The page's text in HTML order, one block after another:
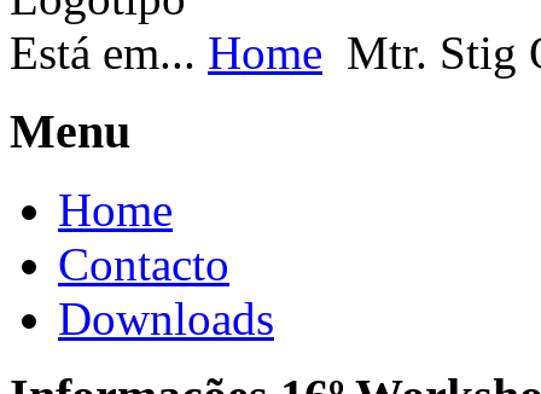
Está em... Home Mtr. Stig
Menu
Home
Contacto
Downloads